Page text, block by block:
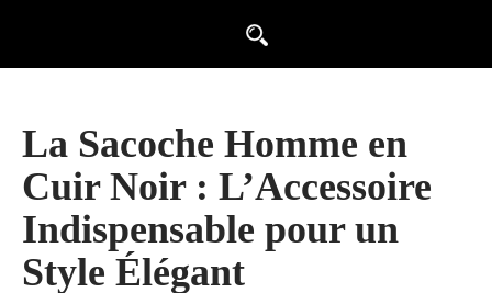
La Sacoche Homme en
Cuir Noir : L’Accessoire
Indispensable pour un
Style Élégant